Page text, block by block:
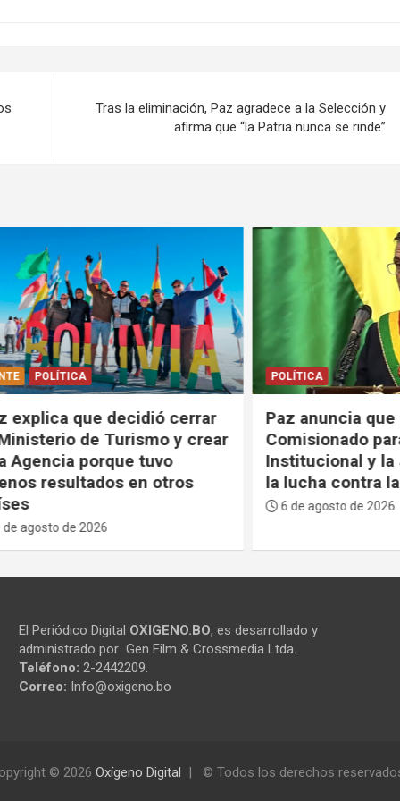
Tras la eliminación, Paz agradece a la Selección y
afirma que “la Patria nunca se rinde”
que decidió cerrar
de Turismo y crear
porque tuvo
en otros
de 2026
POLÍTICA
Paz anuncia que
Comisionado para la
Institucional y la
la lucha contra la
6 de agosto de 2026
El Periódico Digital OXIGENO.BO, es desarrollado y
administrado por Gen Film & Crossmedia Ltda.
Teléfono: 2-2442209.
Correo: Info@oxigeno.bo
© 2026 Oxígeno Digital © Todos los derechos